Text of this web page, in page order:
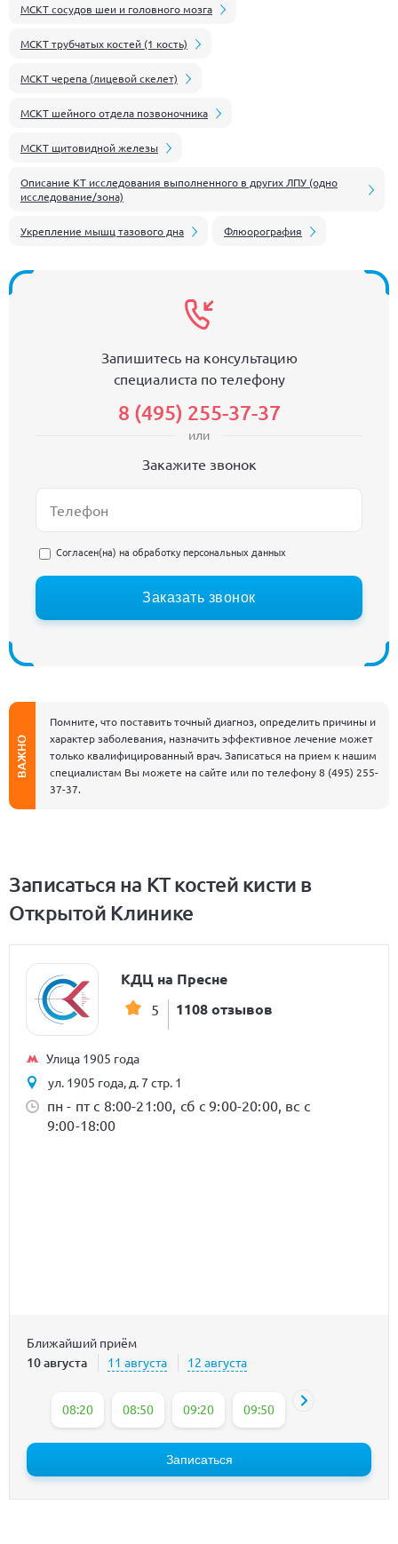
МСКТ сосудов шеи и головного мозга
МСКТ трубчатых костей (1 кость)
МСКТ черепа (лицевой скелет)
МСКТ шейного отдела позвоночника
МСКТ щитовидной железы
Описание КТ исследования выполненного в других ЛПУ (одно
исследование/зона)
Укрепление мышц тазового дна Флюорография
Запишитесь на консультацию
специалиста по телефону
8 (495) 255-37-37
или
Закажите звонок
Согласен(на) на обработку персональных данных
Заказать звонок
ВАЖНО
Помните, что поставить точный диагноз, определить причины и
характер заболевания, назначить эффективное лечение может
только квалифицированный врач. Записаться на прием к нашим
специалистам Вы можете на сайте или по телефону8 (495) 255-
37-37.
Записаться на КТ костей кисти в
Открытой Клинике
КДЦ на Пресне
5 1108 отзывов
Улица 1905 года
ул. 1905 года, д. 7 стр. 1
пн - пт с 8:00-21:00, сб с 9:00-20:00, вс с
9:00-18:00
Ближайший приём
10 августа 11 августа 12 августа
08:20 08:50 09:20 09:50 10:20
Записаться